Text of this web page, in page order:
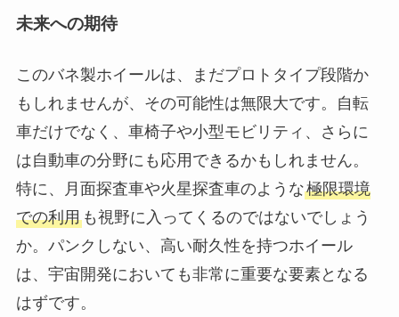
未来への期待
このバネ製ホイールは、まだプロトタイプ段階か
もしれませんが、その可能性は無限大です。自転
車だけでなく、車椅子や小型モビリティ、さらに
は自動車の分野にも応用できるかもしれません。
特に、月面探査車や火星探査車のような極限環境
での利用も視野に入ってくるのではないでしょう
か。パンクしない、高い耐久性を持つホイール
は、宇宙開発においても非常に重要な要素となる
はずです。